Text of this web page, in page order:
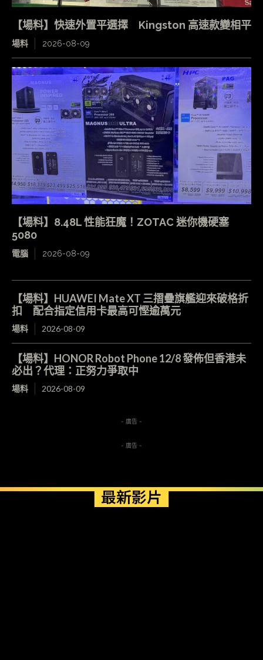
【場料】快速外置平選擇 Kingston 高速款變相平
場料 2026-08-09
【場料】8.48L 性能狂魔！ZOTAC 迷你機硬塞
5080
電腦 2026-08-09
【場料】HUAWEI Mate XT 三摺疊旗艦迎來破格折
扣 配合指定信用卡最高可慳逾萬元
場料 2026-08-09
【場料】HONOR Robot Phone 12/8 發佈但香港未
必出？代理：正努力爭取中
場料 2026-08-09
- 廣告 -
- 廣告 -
最新影片